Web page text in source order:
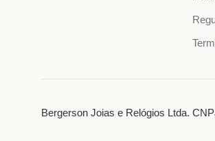
Bergerson Joias e Relógios Ltda.